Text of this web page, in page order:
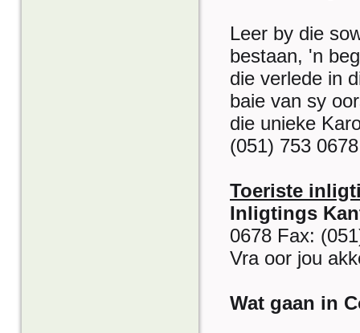
Leer by die
bestaan, 'n
die verlede in
baie van sy
die unieke
(051) 753
Toeriste
Inligtings
0678 Fax:
Vra oor jou
Wat gaan in